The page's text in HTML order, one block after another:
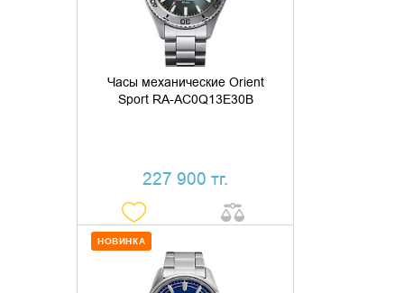
Часы механические Orient
Sport RA-AC0Q13E30B
227 900 тг.
НОВИНКА
ДОБАВИТЬ В КОРЗИНУ